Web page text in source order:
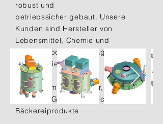
robust und
betriebssicher gebaut. Unsere
Kunden sind Hersteller von
Lebensmittel, Chemie und
Pharmaprodukten, Anlagenbauer
und Ingenieurbüros.
Nahrungsmittel: Zucker, Salz,
Gewürze, Getreide, Milchpulver,
Bäckereiprodukte